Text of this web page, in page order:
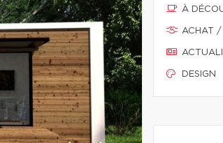
À
ACHAT /
DESIGN